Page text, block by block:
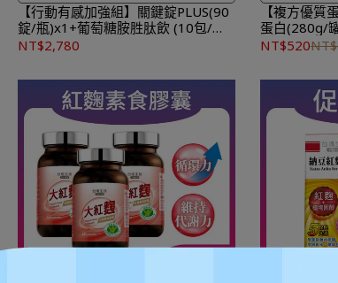
★可宅配到府&超商取貨，全館滿 NT$
1,500免運費，另有離島7-11超取服務。
★ 登入會員訂購，管理訂單更方便，還
可累積紅利點數，一點抵一元！
到貨時間參考：訂購完成後，下個工
作天出貨，出貨後物流預計1-3個工作天
送達。
【行動有感加強組】關鍵錠PLUS(90
錠/瓶)x1+葡萄糖胺胜肽飲 (10包/
盒)x3盒
NT$2,780
★可宅配到
1,500免運費
★ 登入會員
可累積紅
到貨時間
作天出貨，
【複方優質
蛋白(280g/
NT$520